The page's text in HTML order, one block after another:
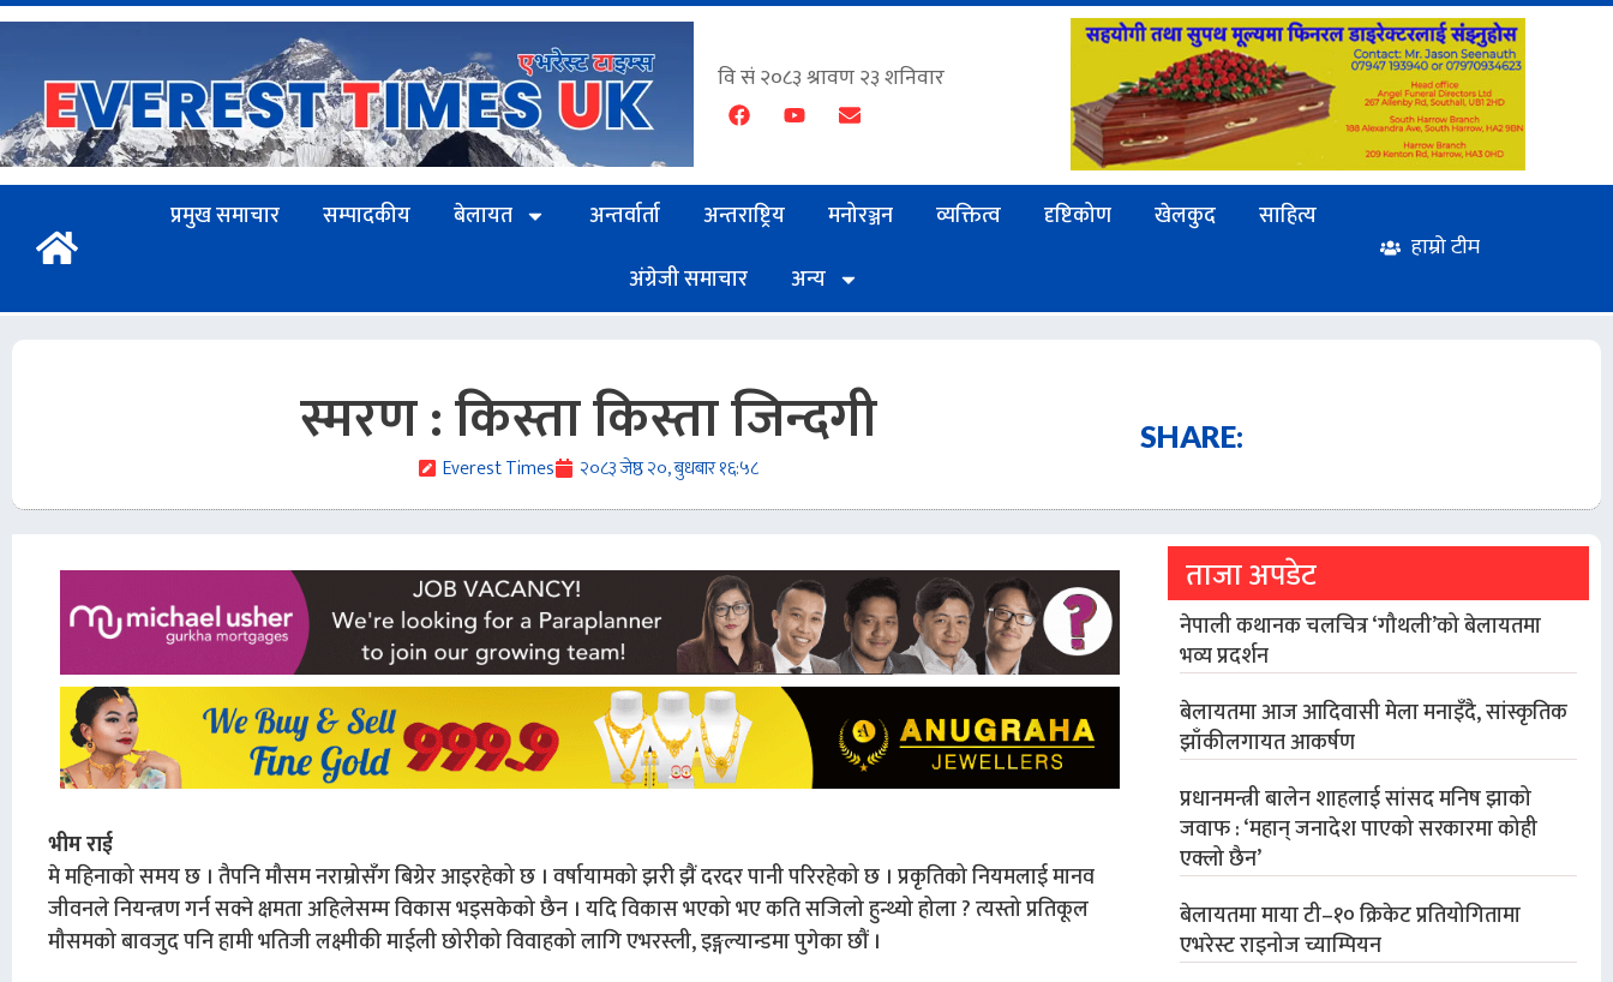
प्रमुख समाचार सम्पादकीय बेलायत अन्तर्वार्ता अन्तराष्ट्रिय मनोरञ्जन व्यक्तित्व दृष्टिकोण खेलकुद
साहित्य
अंग्रेजी समाचार
अन्य
हाम्रो टीम
स्मरण : किस्ता किस्ता जिन्दगी
Everest Times २०८३ जेष्ठ २०, बुधबार १६:५८
SHARE:
भीम राई
मे महिनाको समय छ । तैपनि मौसम नराम्रोसँग बिग्रेर आइरहेको छ । वर्षायामको झरी झैं दरदर पानी परिरहेको छ । प्रकृतिको नियमलाई मानव
जीवनले नियन्त्रण गर्न सक्ने क्षमता अहिलेसम्म विकास भइसकेको छैन । यदि विकास भएको भए कति सजिलो हुन्थ्यो होला ? त्यस्तो प्रतिकूल
मौसमको बावजुद पनि हामी भतिजी लक्ष्मीकी माईली छोरीको विवाहको लागि एभरस्ली, इङ्गल्यान्डमा पुगेका छौं ।
ताजा अपडेट
नेपाली कथानक चलचित्र ‘गौथली’को बेलायतमा
भव्य प्रदर्शन
बेलायतमा आज आदिवासी मेला मनाइँदै, सांस्कृतिक
झाँकीलगायत आकर्षण
प्रधानमन्त्री बालेन शाहलाई सांसद मनिष झाको
जवाफ : ‘महान् जनादेश पाएको सरकारमा कोही
एक्लो छैन’
बेलायतमा माया टी–१० क्रिकेट प्रतियोगितामा
एभरेस्ट राइनोज च्याम्पियन